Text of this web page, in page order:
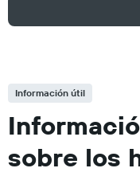
Información útil
sobre los